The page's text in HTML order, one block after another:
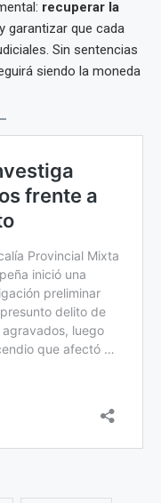
recuperar la
y garantizar que cada
Sin sentencias
siendo la moneda